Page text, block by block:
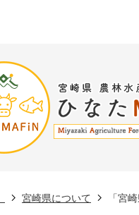
宮崎県について 「宮